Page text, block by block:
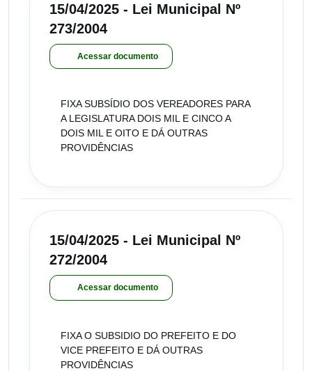
15/04/2025 - Lei Municipal Nº
273/2004
Acessar documento
FIXA SUBSÍDIO DOS VEREADORES PARA
A LEGISLATURA DOIS MIL E CINCO A
DOIS MIL E OITO E DÁ OUTRAS
PROVIDÊNCIAS
15/04/2025 - Lei Municipal Nº
272/2004
Acessar documento
FIXA O SUBSIDIO DO PREFEITO E DO
VICE PREFEITO E DÁ OUTRAS
PROVIDÊNCIAS